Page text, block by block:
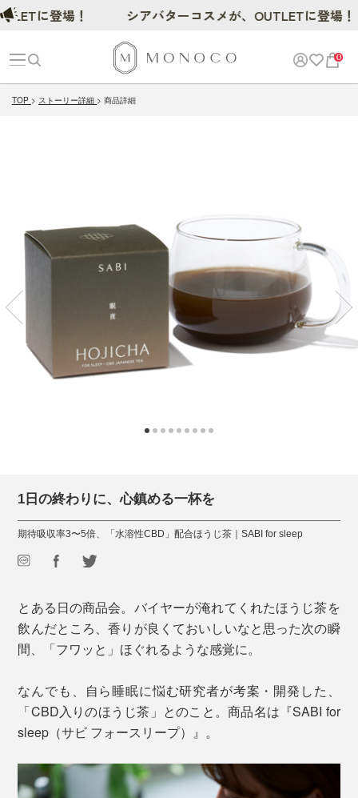
0
TOP ストーリー詳細 商品詳細
1日の終わりに、心鎮める一杯を
期待吸収率3〜5倍、「水溶性CBD」配合ほうじ茶｜SABI for sleep
とある日の商品会。バイヤーが淹れてくれたほうじ茶を
飲んだところ、香りが良くておいしいなと思った次の瞬
間、「フワッと」ほぐれるような感覚に。
なんでも、自ら睡眠に悩む研究者が考案・開発した、
「CBD入りのほうじ茶」とのこと。商品名は『SABI for
sleep（サビ フォースリープ）』。
に登場！ シアバターコスメが、OUTLETに登場！